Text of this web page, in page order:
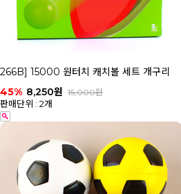
266B] 15000 원터치 캐치볼 세트 개구리
45% 8,250원 15,000원
판매단위 : 2개